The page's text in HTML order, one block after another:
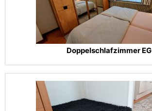
Doppelschlafzimmer EG